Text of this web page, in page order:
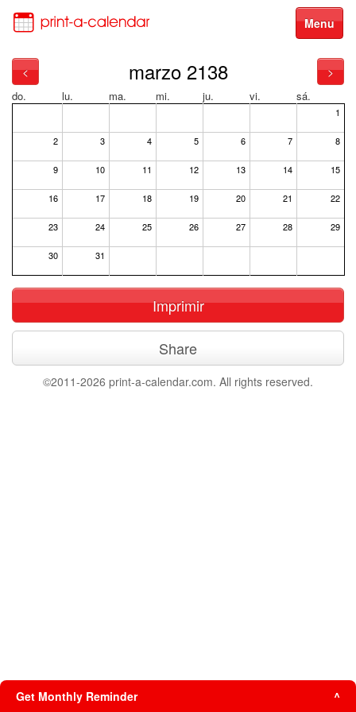
Menu
< marzo 2138 >
do. lu. ma. mi. ju. vi. sá.
1
2 3 4 5 6 7 8
9 10 11 12 13 14 15
16 17 18 19 20 21 22
23 24 25 26 27 28 29
30 31
Imprimir
Share
©2011-2026 print-a-calendar.com. All rights reserved.
Get Monthly Reminder ^